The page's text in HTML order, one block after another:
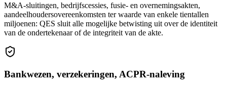
M&A-sluitingen, bedrijfscessies, fusie- en overnemingsakten,
aandeelhoudersovereenkomsten ter waarde van enkele tientallen
miljoenen: QES sluit alle mogelijke betwisting uit over de identiteit
van de ondertekenaar of de integriteit van de akte.
Bankwezen, verzekeringen, ACPR-naleving